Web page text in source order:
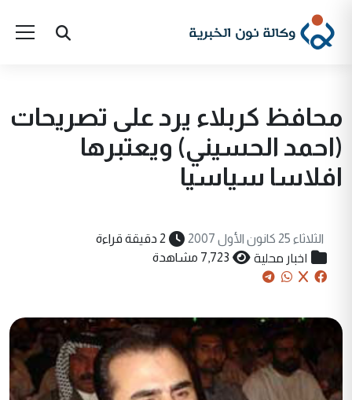
محافظ كربلاء يرد على تصريحات
(احمد الحسيني) ويعتبرها
افلاسا سياسيا
الثلاثاء 25 كانون الأول 2007 2 دقيقة قراءة
اخبار محلية 7,723 مشاهدة